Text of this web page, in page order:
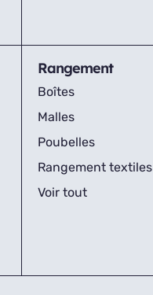
Rangement
Boîtes
Malles
Poubelles
Rangement textiles
Voir tout